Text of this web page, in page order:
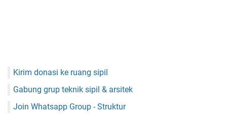
Kirim donasi ke ruang sipil
Gabung grup teknik sipil & arsitek
Join Whatsapp Group - Struktur